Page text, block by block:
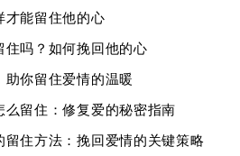
才能留住他的心
吗？如何挽回他的心
你留住爱情的温暖
留住：修复爱的秘密指南
住方法：挽回爱情的关键策略